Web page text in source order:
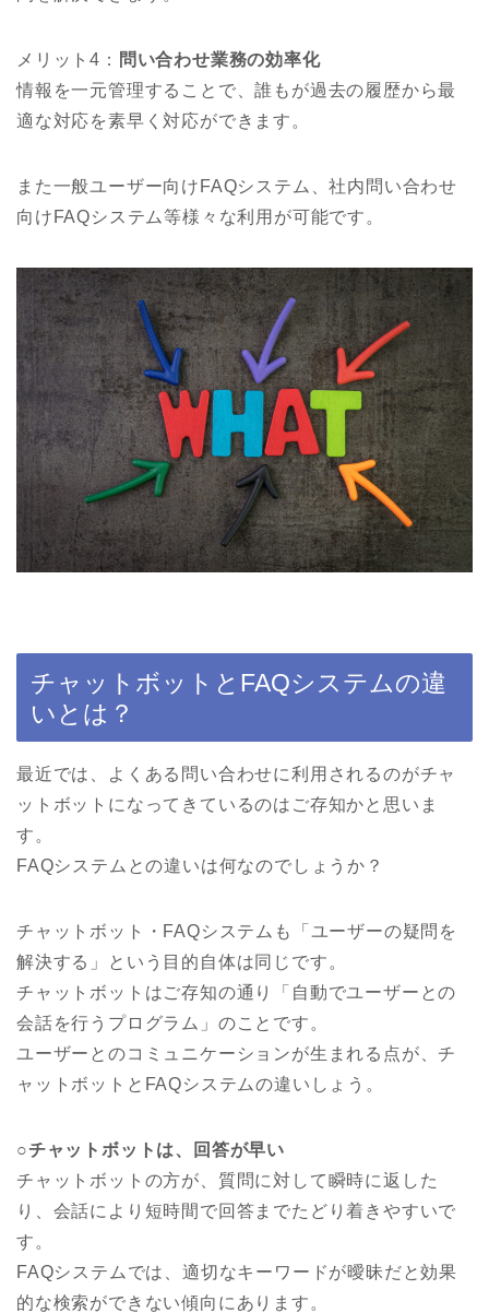
メリット4： 問い合わせ業務の効率化
情報を一元管理することで、誰もが過去の履歴から最
適な対応を素早く対応ができます。
また一般ユーザー向けFAQシステム、社内問い合わせ
向けFAQシステム等様々な利用が可能です。
チャットボットとFAQシステムの違
いとは？
最近では、よくある問い合わせに利用されるのがチャ
ットボットになってきているのはご存知かと思いま
す。
FAQシステムとの違いは何なのでしょうか？
チャットボット・FAQシステムも「ユーザーの疑問を
解決する」という目的自体は同じです。
チャットボットはご存知の通り「自動でユーザーとの
会話を行うプログラム」のことです。
ユーザーとのコミュニケーションが生まれる点が、チ
ャットボットとFAQシステムの違いしょう。
○チャットボットは、回答が早い
チャットボットの方が、質問に対して瞬時に返した
り、会話により短時間で回答までたどり着きやすいで
す。
FAQシステムでは、適切なキーワードが曖昧だと効果
的な検索ができない傾向にあります。